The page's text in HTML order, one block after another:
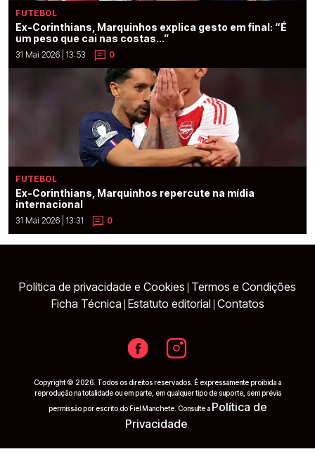
FUTEBOL
Ex-Corinthians, Marquinhos explica gesto em final: “É
um peso que cai nas costas...”
31 Mai 2026 | 13:53 0
FUTEBOL
Ex-Corinthians, Marquinhos repercute na mídia
internacional
31 Mai 2026 | 13:31 0
Política de privacidade e Cookies Termos e Condições
Ficha Técnica Estatuto editorial Contatos
Copyright © 2026. Todos os direitos reservados. É expressamente proibida a
reprodução na totalidade ou em parte, em qualquer tipo de suporte, sem prévia
permissão por escrito do Fiel Manchete. Consulte a Política de
Privacidade